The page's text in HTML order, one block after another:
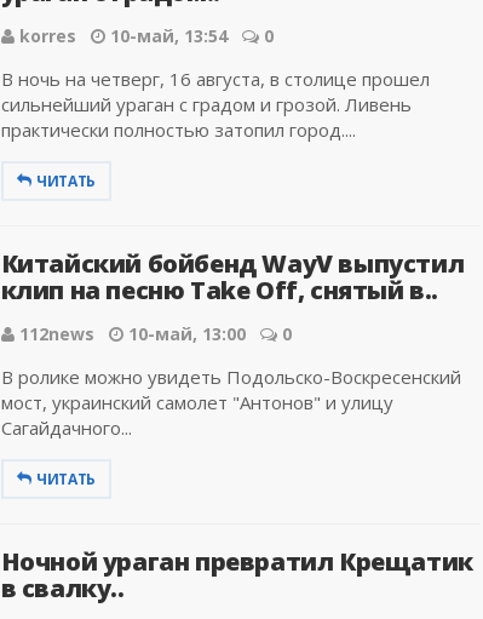
korres 10-май, 13:54 0
В ночь на четверг, 16 августа, в столице прошел
сильнейший ураган с градом и грозой. Ливень
практически полностью затопил город....
ЧИТАТЬ
Китайский бойбенд WayV выпустил
клип на песню Take Off, снятый в..
112news 10-май, 13:00 0
В ролике можно увидеть Подольско-Воскресенский
мост, украинский самолет "Антонов" и улицу
Сагайдачного...
ЧИТАТЬ
Ночной ураган превратил Крещатик
в свалку..